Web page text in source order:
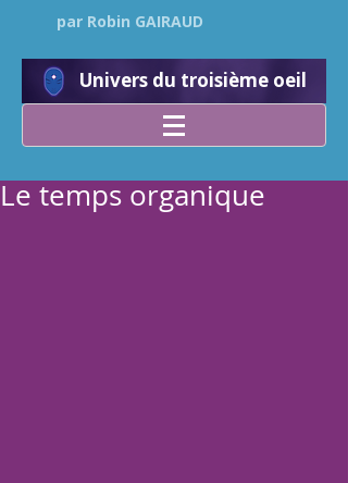
par Robin GAIRAUD
Univers du troisième oeil
Le temps organique